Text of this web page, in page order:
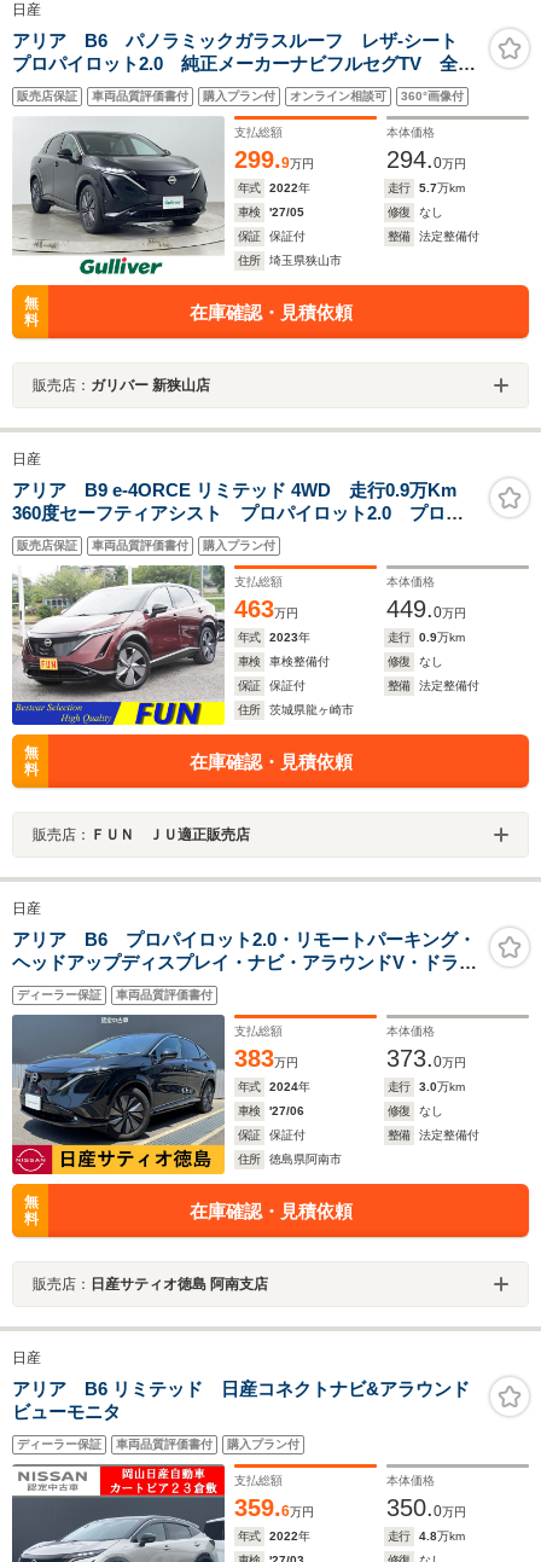
日産
アリア B6 パノラミックガラスルーフ レザ-シート
プロパイロット2.0 純正メーカーナビフルセグTV 全周
囲カメラ ETC2.0 デジタルインナーミラー パワーバ
ックドア 純正19インチアルミ ステアヒーター
販売店保証 車両品質評価書付 購入プラン付 オンライン相談可 360°画像付
支払総額
299.9万円
本体価格
294.0万円
年式
2022年 走行 5.7万km
車検
'27/05 修復
なし
保証
保証付 整備
法定整備付
住所
埼玉県狭山市
無
料
在庫確認・見積依頼
販売店： ガリバー 新狭山店
日産
アリア B9 e-4ORCE リミテッド 4WD 走行0.9万Km
360度セーフティアシスト プロパイロット2.0 プロパ
イロットリモートパーキング パノラミックガラスルー
フ インテリジェントアラビュー インテリジェントル
ームミラー BOSE ブル-グレ-ナッパ革
販売店保証 車両品質評価書付 購入プラン付
支払総額
463万円
本体価格
449.0万円
年式
2023年 走行 0.9万km
車検
車検整備付 修復
なし
保証
保証付 整備
法定整備付
住所
茨城県龍ヶ崎市
無
料
在庫確認・見積依頼
販売店： ＦＵＮ ＪＵ適正販売店
日産
アリア B6 プロパイロット2.0・リモートパーキング・
ヘッドアップディスプレイ・ナビ・アラウンドV・ドラレ
コ・充電ケーブル
ディーラー保証 車両品質評価書付
支払総額
383万円
本体価格
373.0万円
年式
2024年 走行 3.0万km
車検
'27/06 修復
なし
保証
保証付 整備
法定整備付
住所
徳島県阿南市
無
料
在庫確認・見積依頼
販売店： 日産サティオ徳島 阿南支店
日産
アリア B6 リミテッド 日産コネクトナビ&アラウンド
ビューモニタ
ディーラー保証 車両品質評価書付 購入プラン付
支払総額
359.6万円
本体価格
350.0万円
年式
2022年 走行 4.8万km